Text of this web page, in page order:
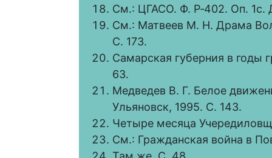
См.: ЦГАСО. Ф. Р‑402. Оп. 1с.
См.: Матвеев М. Н. Драма
С. 173.
Самарская губерния в годы
63.
Медведев В. Г. Белое
Ульяновск, 1995. С. 143.
Четыре месяца
См.: Гражданская война в